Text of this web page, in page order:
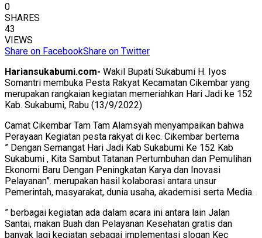
0
SHARES
43
VIEWS
Share on FacebookShare on Twitter
Hariansukabumi.com- Wakil Bupati Sukabumi H. Iyos
Somantri membuka Pesta Rakyat Kecamatan Cikembar yang
merupakan rangkaian kegiatan memeriahkan Hari Jadi ke 152
Kab. Sukabumi, Rabu (13/9/2022)
Camat Cikembar Tam Tam Alamsyah menyampaikan bahwa
Perayaan Kegiatan pesta rakyat di kec. Cikembar bertema
” Dengan Semangat Hari Jadi Kab Sukabumi Ke 152 Kab
Sukabumi , Kita Sambut Tatanan Pertumbuhan dan Pemulihan
Ekonomi Baru Dengan Peningkatan Karya dan Inovasi
Pelayanan”. merupakan hasil kolaborasi antara unsur
Pemerintah, masyarakat, dunia usaha, akademisi serta Media.
” berbagai kegiatan ada dalam acara ini antara lain Jalan
Santai, makan Buah dan Pelayanan Kesehatan gratis dan
banyak lagi kegiatan sebagai implementasi slogan Kec